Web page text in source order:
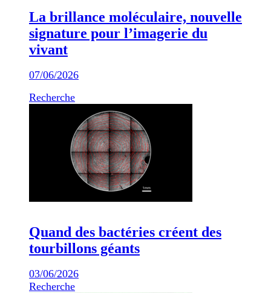
La brillance moléculaire, nouvelle
signature pour l’imagerie du
vivant
07/06/2026
Recherche
Quand des bactéries créent des
tourbillons géants
03/06/2026
Recherche